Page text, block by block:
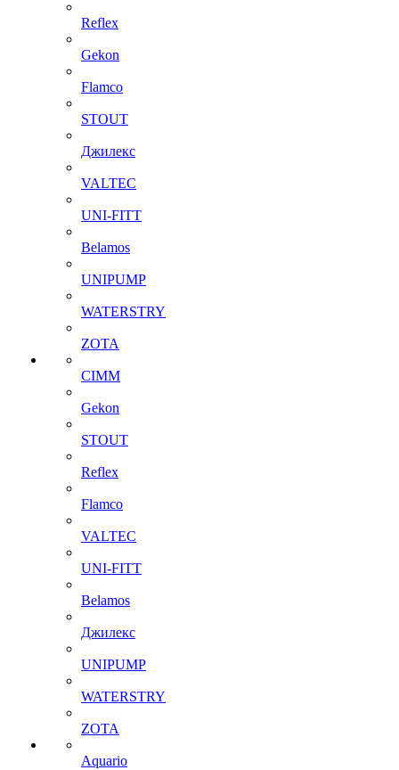
Reflex
Gekon
Flamco
STOUT
Джилекс
VALTEC
UNI-FITT
Belamos
UNIPUMP
WATERSTRY
ZOTA
CIMM
Gekon
STOUT
Reflex
Flamco
VALTEC
UNI-FITT
Belamos
Джилекс
UNIPUMP
WATERSTRY
ZOTA
Aquario